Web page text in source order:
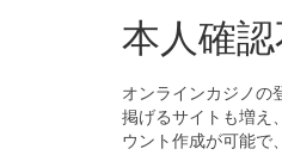
本人確
オンラインカジノの
掲げるサイトも増え
ウント作成が可能で、